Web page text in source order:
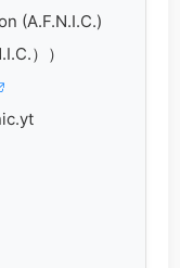
(A.F.N.I.C.)
））